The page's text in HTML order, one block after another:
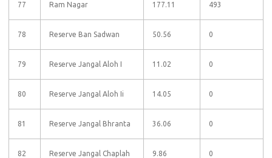
77 Ram Nagar 177.11 493
78 Reserve Ban Sadwan 50.56 0
79 Reserve Jangal Aloh I 11.02 0
80 Reserve Jangal Aloh Ii 14.05 0
81 Reserve Jangal Bhranta 36.06 0
82 Reserve Jangal Chaplah 9.86 0